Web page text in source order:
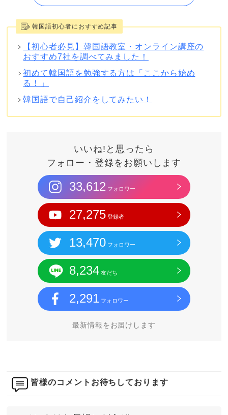
韓国語初心者におすすめ記事
【初心者必見】韓国語教室・オンライン講座の
おすすめ7社を調べてみました！
初めて韓国語を勉強する方は「ここから始め
る！」
韓国語で自己紹介をしてみたい！
いいね!と思ったら
フォロー・登録をお願いします
33,612 フォロワー
27,275 登録者
13,470 フォロワー
8,234 友だち
2,291 フォロワー
最新情報をお届けします
皆様のコメントお待ちしております